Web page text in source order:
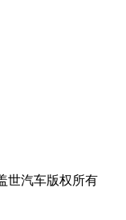
世汽车版权所有